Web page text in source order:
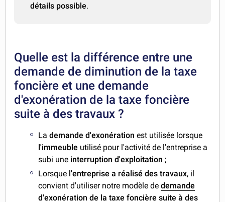
détails possible.
Quelle est la différence entre une
demande de diminution de la taxe
foncière et une demande
d'exonération de la taxe foncière
suite à des travaux ?
La demande d'exonération est utilisée lorsque
l'immeuble utilisé pour l'activité de l'entreprise a
subi une interruption d'exploitation ;
Lorsque l'entreprise a réalisé des travaux, il
convient d'utiliser notre modèle dedemande
d'exonération de la taxe foncière suite à des